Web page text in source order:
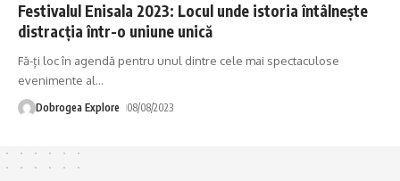
Festivalul Enisala 2023: Locul unde istoria întâlnește
distracția într-o uniune unică
Fă-ți loc în agendă pentru unul dintre cele mai spectaculose
evenimente al…
Dobrogea Explore 08/08/2023